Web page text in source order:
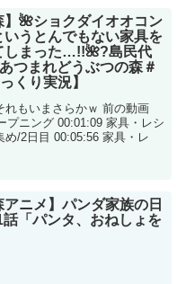
】🌺ショクダイオオコン
いうとんでもない家具を
しまった…!!🌺?島民代
つまれどうぶつの森＃
くり実況】
もいまさらかｗ 前の動画
ニング 00:01:09 家具・レシ
め/2日目 00:05:56 家具・レ
アニメ】パンダ家族の日
「パンタ、おねしょを